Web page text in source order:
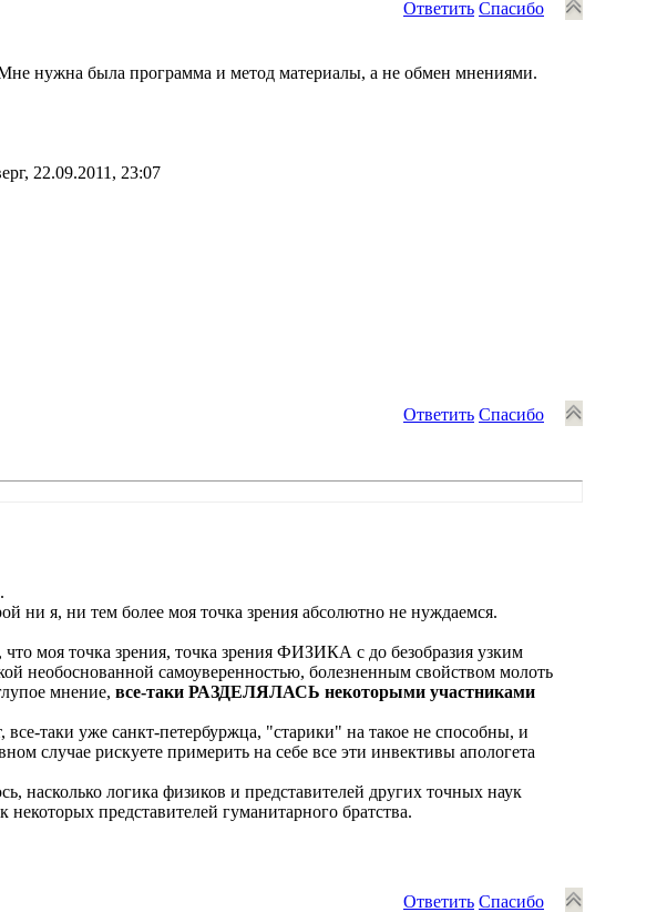
Ответить Спасибо
Мне нужна была программа и метод материалы, а не обмен мнениями.
22.09.2011, 23:07
Ответить Спасибо
ни я, ни тем более моя точка зрения абсолютно не нуждаемся.
моя точка зрения, точка зрения ФИЗИКА с до безобразия узким
необоснованной самоуверенностью, болезненным свойством молоть
мнение, все-таки РАЗДЕЛЯЛАСЬ некоторыми участниками
таки уже санкт-петербуржца, "старики" на такое не способны, и
случае рискуете примерить на себе все эти инвективы апологета
насколько логика физиков и представителей других точных наук
представителей гуманитарного братства.
Ответить Спасибо